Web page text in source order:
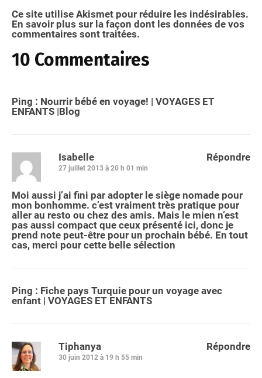
Ce site utilise Akismet pour réduire les indésirables.
En savoir plus sur la façon dont les données de vos
commentaires sont traitées.
10 Commentaires
Ping : Nourrir bébé en voyage! | VOYAGES ET
ENFANTS |Blog
Isabelle
27 juillet 2013 à 20 h 01 min
Moi aussi j’ai fini par adopter le siège nomade pour
mon bonhomme. c’est vraiment très pratique pour
aller au resto ou chez des amis. Mais le mien n’est
pas aussi compact que ceux présenté ici, donc je
prend note peut-être pour un prochain bébé. En tout
cas, merci pour cette belle sélection
Répondre
Ping : Fiche pays Turquie pour un voyage avec
enfant | VOYAGES ET ENFANTS
Tiphanya
30 juin 2012 à 19 h 55 min
Répondre